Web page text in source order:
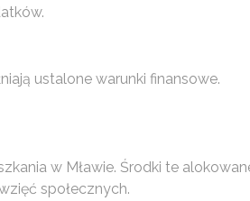
ustalone warunki finansowe.
w Mławie. Środki te
społecznych.